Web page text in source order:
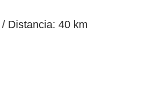
Distancia: 40 km